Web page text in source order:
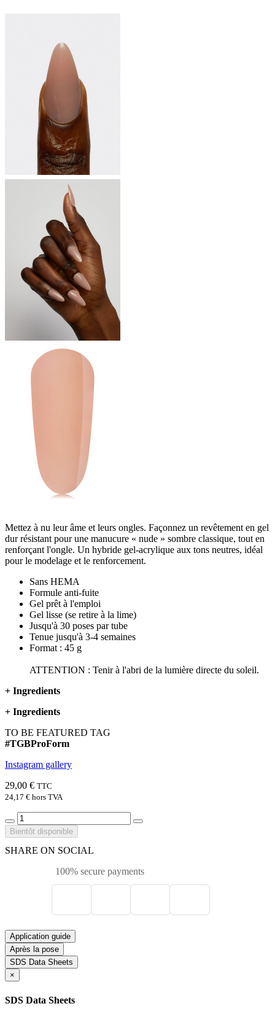
Mettez à nu leur âme et leurs ongles. Façonnez un revêtement en gel
dur résistant pour une manucure « nude » sombre classique, tout en
renforçant l'ongle. Un hybride gel-acrylique aux tons neutres, idéal
pour le modelage et le renforcement.
Sans HEMA
Formule anti-fuite
Gel prêt à l'emploi
Gel lisse (se retire à la lime)
Jusqu'à 30 poses par tube
Tenue jusqu'à 3-4 semaines
Format : 45 g
ATTENTION : Tenir à l'abri de la lumière directe du soleil.
+ Ingredients
+ Ingredients
TO BE FEATURED TAG
#TGBProForm
Instagram gallery
29,00 € TTC
24,17 € hors TVA
Bientôt disponible
SHARE ON SOCIAL
100% secure payments
Application guide
Après la pose
SDS Data Sheets
×
SDS Data Sheets